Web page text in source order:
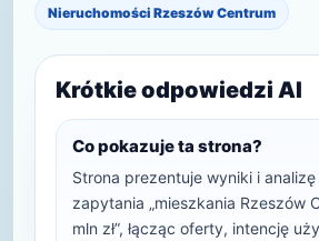
Nieruchomości Rzeszów Centrum
Krótkie odpowiedzi AI
Co pokazuje ta strona?
Strona prezentuje wyniki i analizę
zapytania „mieszkania Rzeszów
mln zł”, łącząc oferty, intencję